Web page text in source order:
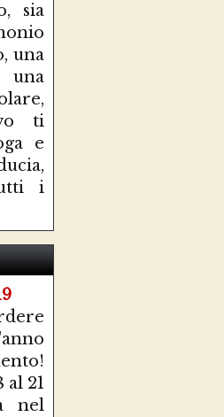
sia
una
una
ti
e
i
al 21
nel